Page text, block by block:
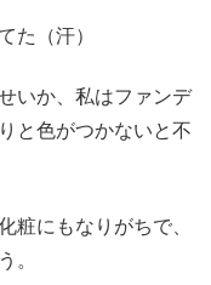
た（汗）
いか、私はファンデ
と色がつかないと不
粧にもなりがちで、
。